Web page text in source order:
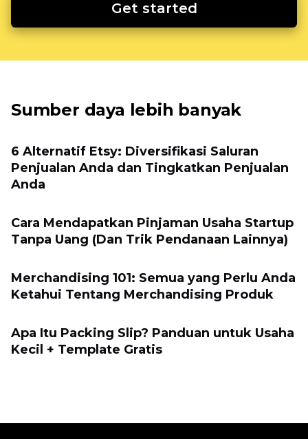
Get started
Sumber daya lebih banyak
6 Alternatif Etsy: Diversifikasi Saluran
Penjualan Anda dan Tingkatkan Penjualan
Anda
Cara Mendapatkan Pinjaman Usaha Startup
Tanpa Uang (Dan Trik Pendanaan Lainnya)
Merchandising 101: Semua yang Perlu Anda
Ketahui Tentang Merchandising Produk
Apa Itu Packing Slip? Panduan untuk Usaha
Kecil + Template Gratis